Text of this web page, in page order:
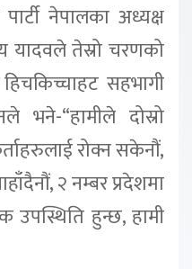
पार्टी नेपालका अध्यक्ष
यादवले तेस्रो चरणको
सहभागी
“हामीले दोस्रो
रोक्न सकेनौं,
२ नम्बर प्रदेशमा
उपस्थिति हुन्छ, हामी